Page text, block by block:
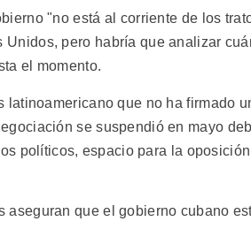
"no está al corriente de los
Unidos, pero habría que analizar
el momento.
latinoamericano que no ha firmado
se suspendió en mayo
políticos, espacio para la
aseguran que el gobierno cubano